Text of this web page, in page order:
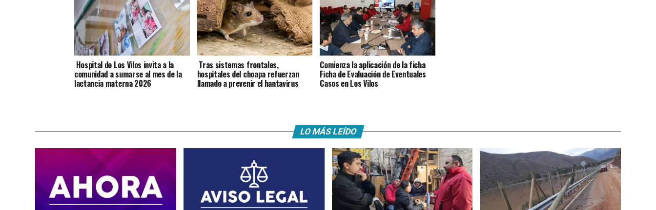
Hospital de Los Vilos invita a la
comunidad a sumarse al mes de la
lactancia materna 2026
Tras sistemas frontales,
hospitales del choapa refuerzan
llamado a prevenir el hantavirus
Comienza la aplicación de la ficha
Ficha de Evaluación de Eventuales
Casos en Los Vilos
LO MÁS LEÍDO